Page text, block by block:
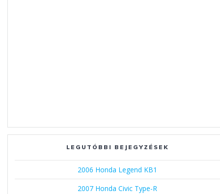
LEGUTÓBBI BEJEGYZÉSEK
2006 Honda Legend KB1
2007 Honda Civic Type-R